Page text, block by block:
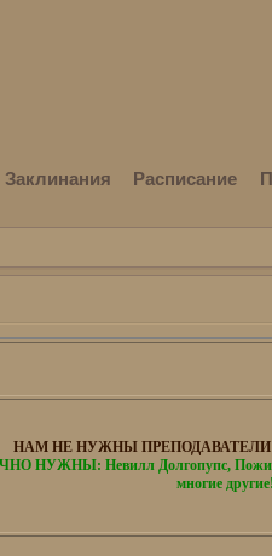
Заклинания Расписание
НАМ НЕ НУЖНЫ
НУЖНЫ: Невилл Долгопупс,
многие